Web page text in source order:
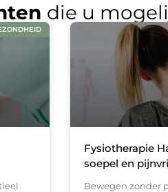
die u
Fysiotherapie
soepel en
Bewegen zonder